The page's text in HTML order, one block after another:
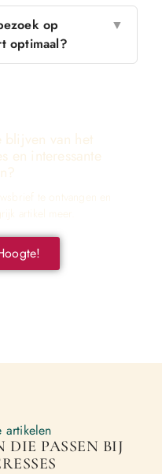
op
optimaal?
▼
van het
en interessante
te ontvangen en
artikel meer.
artikelen
PASSEN BIJ